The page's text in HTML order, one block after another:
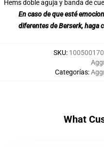
Hems doble aguja y banda de
En caso de que esté
diferentes de Berserk, haga
SKU:
Categorías:
What